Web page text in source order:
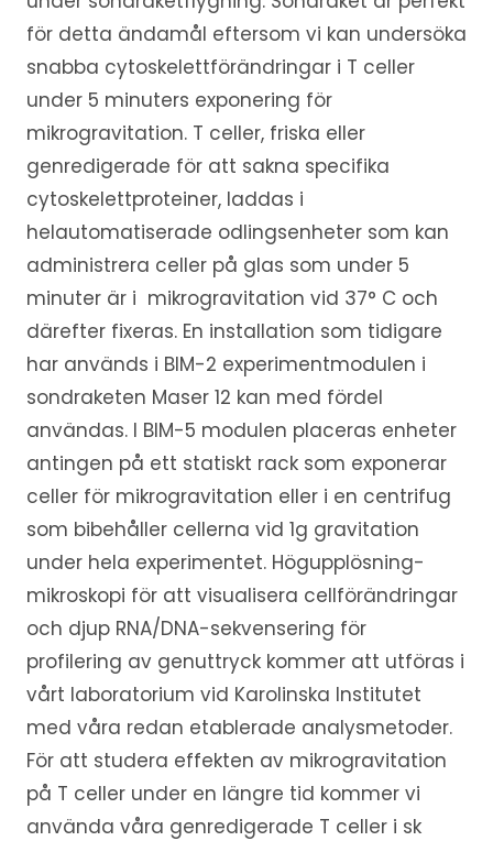
för detta ändamål eftersom vi kan undersöka
snabba cytoskelettförändringar i T celler
under 5 minuters exponering för
mikrogravitation. T celler, friska eller
genredigerade för att sakna specifika
cytoskelettproteiner, laddas i
helautomatiserade odlingsenheter som kan
administrera celler på glas som under 5
minuter är i mikrogravitation vid 37° C och
därefter fixeras. En installation som tidigare
har används i BIM-2 experimentmodulen i
sondraketen Maser 12 kan med fördel
användas. I BIM-5 modulen placeras enheter
antingen på ett statiskt rack som exponerar
celler för mikrogravitation eller i en centrifug
som bibehåller cellerna vid 1g gravitation
under hela experimentet. Högupplösning-
mikroskopi för att visualisera cellförändringar
och djup RNA/DNA-sekvensering för
profilering av genuttryck kommer att utföras i
vårt laboratorium vid Karolinska Institutet
med våra redan etablerade analysmetoder.
För att studera effekten av mikrogravitation
på T celler under en längre tid kommer vi
använda våra genredigerade T celler i sk